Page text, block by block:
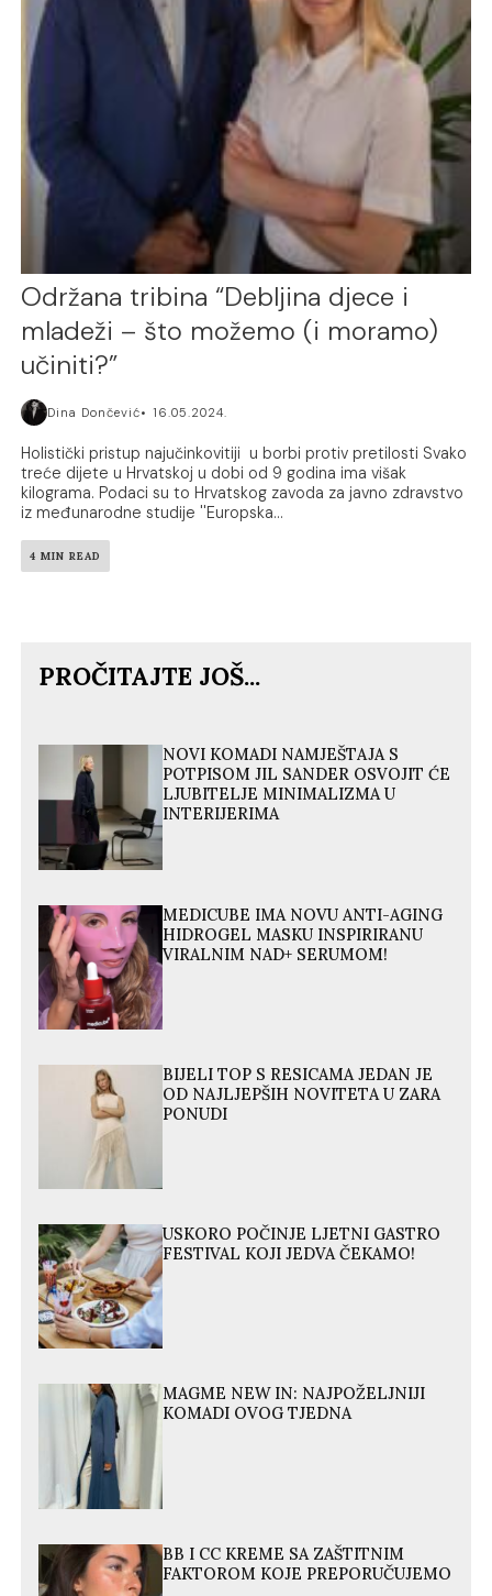
Održana tribina “Debljina djece i
mladeži – što možemo (i moramo)
učiniti?”
Dina Dončević 16.05.2024.
Holistički pristup najučinkovitiji u borbi protiv pretilosti Svako
treće dijete u Hrvatskoj u dobi od 9 godina ima višak
kilograma. Podaci su to Hrvatskog zavoda za javno zdravstvo
iz međunarodne studije ''Europska...
4 MIN READ
PROČITAJTE JOŠ...
NOVI KOMADI NAMJEŠTAJA S
POTPISOM JIL SANDER OSVOJIT ĆE
LJUBITELJE MINIMALIZMA U
INTERIJERIMA
MEDICUBE IMA NOVU ANTI-AGING
HIDROGEL MASKU INSPIRIRANU
VIRALNIM NAD+ SERUMOM!
BIJELI TOP S RESICAMA JEDAN JE
OD NAJLJEPŠIH NOVITETA U ZARA
PONUDI
USKORO POČINJE LJETNI GASTRO
FESTIVAL KOJI JEDVA ČEKAMO!
MAGME NEW IN: NAJPOŽELJNIJI
KOMADI OVOG TJEDNA
BB I CC KREME SA ZAŠTITNIM
FAKTOROM KOJE PREPORUČUJEMO